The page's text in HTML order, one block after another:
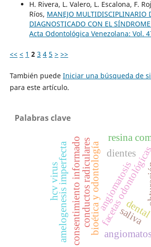
H. Rivera, L. Valero, L. Escalona, F.
Ríos, MANEJO MULTIDISCIPLINARIO
DIAGNOSTICADO CON EL SÍNDROME
Acta Odontológica Venezolana: Vol.
<< < 1 2 3 4 5 > >>
También puede Iniciar una búsqueda de
para este artículo.
Palabras clave
consentimiento informadobioética y odontologíafacetas
resina
amelogenesis imperfecta angiomatosis
dientes
conductos radiculares saliva
hcv virus